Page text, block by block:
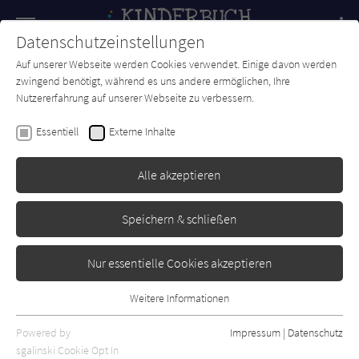
SUCHE Forum Charts Newsletter
William Steig
Doktor De Sotos Abenteuer
Erschienen: Mai 2005 0
Datenschutzeinstellungen
Auf unserer Webseite werden Cookies verwendet. Einige davon werden
zwingend benötigt, während es uns andere ermöglichen, Ihre
Nutzererfahrung auf unserer Webseite zu verbessern.
Essentiell Externe Inhalte
Alle akzeptieren
Speichern & schließen
Nur essentielle Cookies akzeptieren
Essentielle Cookies werden für grundlegende Funktionen der
Webseite benötigt. Dadurch ist gewährleistet, dass die Webseite
Weitere Informationen
Powered by
sgalinski Cookie Opt In
Impressum | Datenschutz